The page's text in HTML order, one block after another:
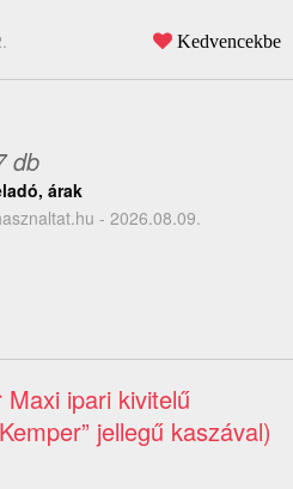
Kedvencekbe
db
árak
- 2026.08.09.
ipari kivitelű
jellegű kaszával)